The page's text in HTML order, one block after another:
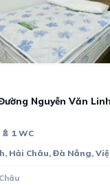
Nguyễn Văn
🚿 1 WC
Hải Châu, Đà Nẵng,